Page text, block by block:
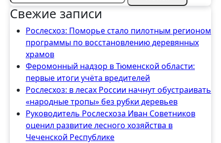
Свежие записи
Рослесхоз: Поморье стало пилотным регионом
программы по восстановлению деревянных
храмов
Феромонный надзор в Тюменской области:
первые итоги учёта вредителей
Рослесхоз: в лесах России начнут обустраивать
«народные тропы» без рубки деревьев
Руководитель Рослесхоза Иван Советников
оценил развитие лесного хозяйства в
Чеченской Республике